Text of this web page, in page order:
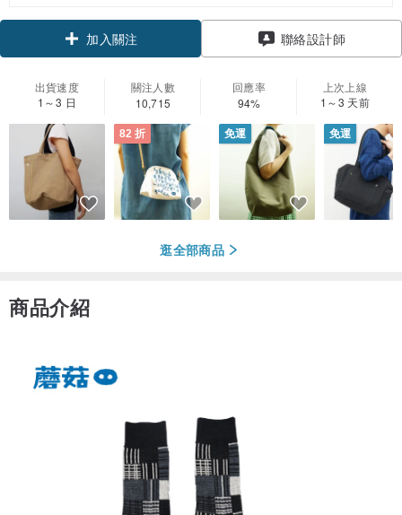
加入關注 聯絡設計師
出貨速度
1～3 日
關注人數
10,715
回應率
94%
上次上線
1～3 天前
82 折 免運 免運
逛全部商品
商品介紹